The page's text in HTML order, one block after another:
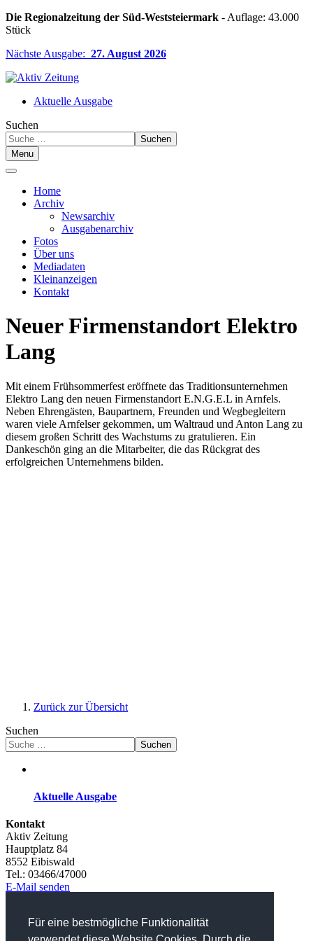
Für eine bestmögliche Funktionalität
Die Regionalzeitung der Süd-Weststeiermark - Auflage: 43.000
Stück
Nächste Ausgabe: 27. August 2026
Aktuelle Ausgabe
Suchen
Suchen
Menu
Home
Archiv
Newsarchiv
Ausgabenarchiv
Fotos
Über uns
Mediadaten
Kleinanzeigen
Kontakt
Neuer Firmenstandort Elektro
Lang
Mit einem Frühsommerfest eröffnete das Traditionsunternehmen
Elektro Lang den neuen Firmenstandort E.N.G.E.L in Arnfels.
Neben Ehrengästen, Baupartnern, Freunden und Wegbegleitern
waren viele Arnfelser gekommen, um Waltraud und Anton Lang zu
diesem großen Schritt des Wachstums zu gratulieren. Ein
Dankeschön ging an die Mitarbeiter, die das Rückgrat des
erfolgreichen Unternehmens bilden.
Zurück zur Übersicht
Suchen
Suchen
Aktuelle Ausgabe
Kontakt
Aktiv Zeitung
Hauptplatz 84
8552 Eibiswald
Tel.: 03466/47000
E-Mail senden
Tel.: 03466/47000-12
E-Mail senden